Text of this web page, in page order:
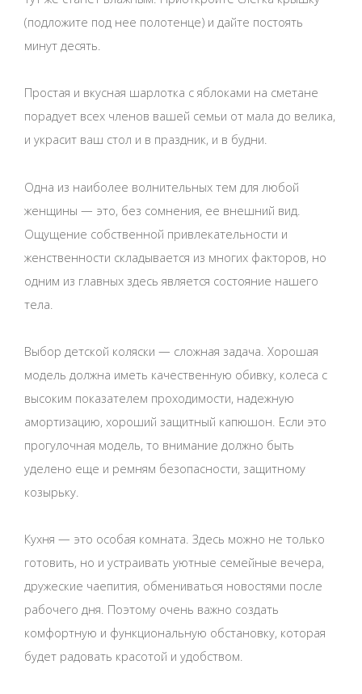
(подложите под нее полотенце) и дайте постоять
минут десять.
Простая и вкусная шарлотка с яблоками на сметане
порадует всех членов вашей семьи от мала до велика,
и украсит ваш стол и в праздник, и в будни.
Одна из наиболее волнительных тем для любой
женщины — это, без сомнения, ее внешний вид.
Ощущение собственной привлекательности и
женственности складывается из многих факторов, но
одним из главных здесь является состояние нашего
тела.
Выбор детской коляски — сложная задача. Хорошая
модель должна иметь качественную обивку, колеса с
высоким показателем проходимости, надежную
амортизацию, хороший защитный капюшон. Если это
прогулочная модель, то внимание должно быть
уделено еще и ремням безопасности, защитному
козырьку.
Кухня — это особая комната. Здесь можно не только
готовить, но и устраивать уютные семейные вечера,
дружеские чаепития, обмениваться новостями после
рабочего дня. Поэтому очень важно создать
комфортную и функциональную обстановку, которая
будет радовать красотой и удобством.